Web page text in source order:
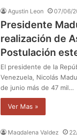
Agustin Leon 07/06/
Presidente
realización de
Postulación
El presidente de la
Venezuela, Nicolás
de junio más de 47 mil…
Ver Mas »
Magdalena Valdez